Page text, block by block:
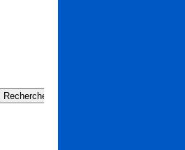
Rechercher